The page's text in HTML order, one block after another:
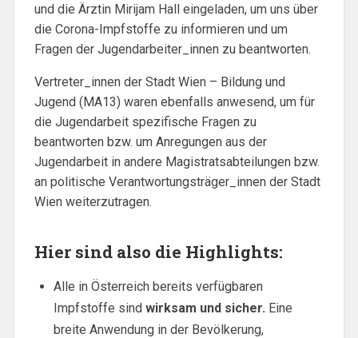
und die Ärztin Mirijam Hall eingeladen, um uns über
die Corona-Impfstoffe zu informieren und um
Fragen der Jugendarbeiter_innen zu beantworten.
Vertreter_innen der Stadt Wien – Bildung und
Jugend (MA13) waren ebenfalls anwesend, um für
die Jugendarbeit spezifische Fragen zu
beantworten bzw. um Anregungen aus der
Jugendarbeit in andere Magistratsabteilungen bzw.
an politische Verantwortungsträger_innen der Stadt
Wien weiterzutragen.
Hier sind also die Highlights:
Alle in Österreich bereits verfügbaren
Impfstoffe sind wirksam und sicher. Eine
breite Anwendung in der Bevölkerung,